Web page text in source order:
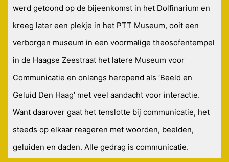
werd getoond op de bijeenkomst in het Dolfinarium en
kreeg later een plekje in het PTT Museum, ooit een
verborgen museum in een voormalige theosofentempel
in de Haagse Zeestraat het latere Museum voor
Communicatie en onlangs heropend als ‘Beeld en
Geluid Den Haag’ met veel aandacht voor interactie.
Want daarover gaat het tenslotte bij communicatie, het
steeds op elkaar reageren met woorden, beelden,
geluiden en daden. Alle gedrag is communicatie.